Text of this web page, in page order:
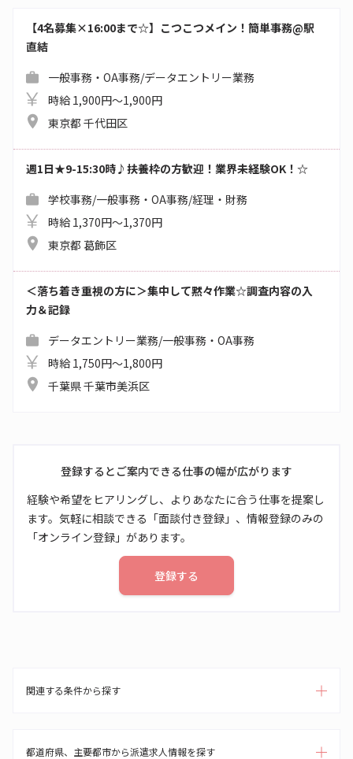
【4名募集×16:00まで☆】こつこつメイン！簡単事務@駅
直結
一般事務・OA事務/データエントリー業務
時給 1,900円～1,900円
東京都 千代田区
週1日★9-15:30時♪扶養枠の方歓迎！業界未経験OK！☆
学校事務/一般事務・OA事務/経理・財務
時給 1,370円～1,370円
東京都 葛飾区
＜落ち着き重視の方に＞集中して黙々作業☆調査内容の入
力＆記録
データエントリー業務/一般事務・OA事務
時給 1,750円～1,800円
千葉県 千葉市美浜区
登録するとご案内できる仕事の幅が広がります
経験や希望をヒアリングし、よりあなたに合う仕事を提案し
ます。気軽に相談できる「面談付き登録」、情報登録のみの
「オンライン登録」があります。
登録する
関連する条件から探す
都道府県、主要都市から派遣求人情報を探す